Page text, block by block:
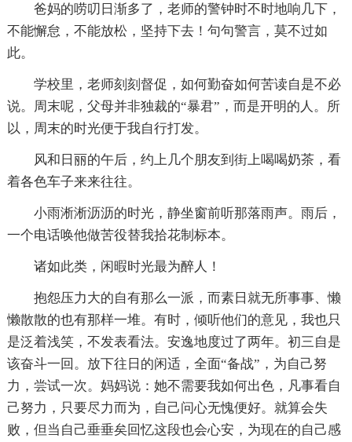
爸妈的唠叨日渐多了，老师的警钟时不时地响几下，
不能懈怠，不能放松，坚持下去！句句警言，莫不过如
此。
学校里，老师刻刻督促，如何勤奋如何苦读自是不必
说。周末呢，父母并非独裁的“暴君”，而是开明的人。所
以，周末的时光便于我自行打发。
风和日丽的午后，约上几个朋友到街上喝喝奶茶，看
着各色车子来来往往。
小雨淅淅沥沥的时光，静坐窗前听那落雨声。雨后，
一个电话唤他做苦役替我拾花制标本。
诸如此类，闲暇时光最为醉人！
抱怨压力大的自有那么一派，而素日就无所事事、懒
懒散散的也有那样一堆。有时，倾听他们的意见，我也只
是泛着浅笑，不发表看法。安逸地度过了两年。初三自是
该奋斗一回。放下往日的闲适，全面“备战”，为自己努
力，尝试一次。妈妈说：她不需要我如何出色，凡事看自
己努力，只要尽力而为，自己问心无愧便好。就算会失
败，但当自己垂垂矣回忆这段也会心安，为现在的自己感